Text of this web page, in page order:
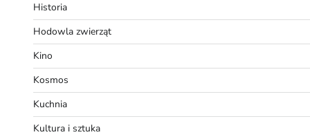
Historia
Hodowla zwierząt
Kino
Kosmos
Kuchnia
Kultura i sztuka